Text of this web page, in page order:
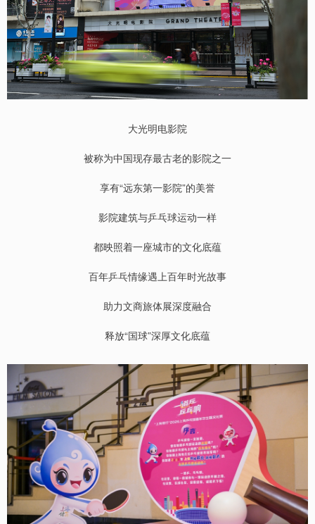
大光明电影院
被称为中国现存最古老的影院之一
享有“远东第一影院”的美誉
影院建筑与乒乓球运动一样
都映照着一座城市的文化底蕴
百年乒乓情缘遇上百年时光故事
助力文商旅体展深度融合
释放“国球”深厚文化底蕴